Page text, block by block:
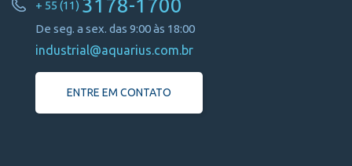
+ 55 (11) 3178-1700
De seg. a sex. das 9:00 às 18:00
industrial@aquarius.com.br
ENTRE EM CONTATO